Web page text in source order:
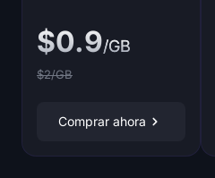
$0.9/GB
$2/GB
Comprar ahora